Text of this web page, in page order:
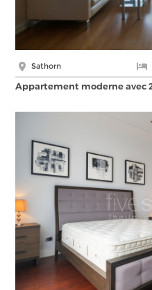
Sathorn
Appartement moderne avec